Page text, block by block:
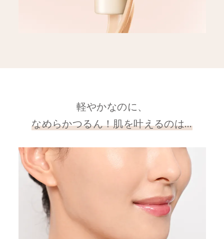
軽やかなのに、
なめらかつるん！肌を叶えるのは…